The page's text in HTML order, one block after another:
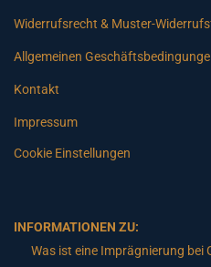
Widerrufsrecht & Muster-
Allgemeinen
Kontakt
Impressum
Cookie Einstellungen
INFORMATIONEN ZU:
Was ist eine Imprägnierung